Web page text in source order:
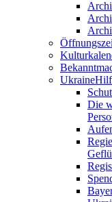
Die